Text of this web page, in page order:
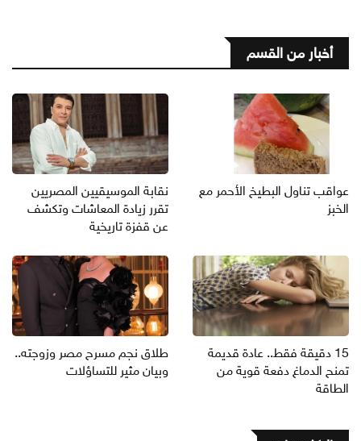
أخبار من القسم
عواقب تناول البطيخ الأحمر مع
الخبز
نقابة الموسيقيين المصريين
تقرر زيادة المعاشات وتكشف
عن قفزة تاريخية
15 دقيقة فقط.. عادة قديمة
تمنح الدماغ دفعة قوية من
الطاقة
طلاق نجم مسرح مصر وزوجته..
وبيان مثير للتساؤلات